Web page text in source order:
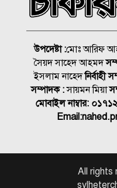
উপদেষ্টা :মোঃ আরিফ
সৈয়দ সাহেদ আহমদ
ইসলাম নাহেদনির্বাহী
সম্পাদক :সায়মন মিয়া
মোবাইল নাম্বার:
Email:
All rights